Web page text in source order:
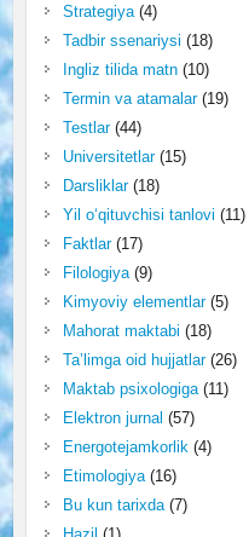
Strategiya(4)
Tadbir ssenariysi (18)
Ingliz tilida matn(10)
Termin va atamalar(19)
Testlar(44)
Universitetlar(15)
Darsliklar(18)
Yil o‘qituvchisi tanlovi (11)
Faktlar(17)
Filologiya(9)
Kimyoviy elementlar(5)
Mahorat maktabi (18)
Ta’limga oid hujjatlar(26)
Maktab psixologiga(11)
Elektron jurnal (57)
Energotejamkorlik (4)
Etimologiya(16)
Bu kun tarixda(7)